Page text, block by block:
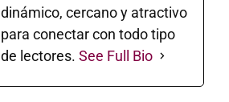
dinámico, cercano y atractivo
para conectar con todo tipo
de lectores. See Full Bio